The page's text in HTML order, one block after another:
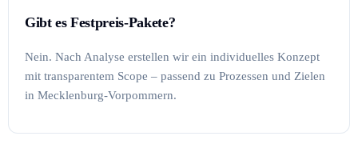
Gibt es Festpreis-Pakete?
Nein. Nach Analyse erstellen wir ein individuelles Konzept
mit transparentem Scope – passend zu Prozessen und Zielen
in Mecklenburg-Vorpommern.